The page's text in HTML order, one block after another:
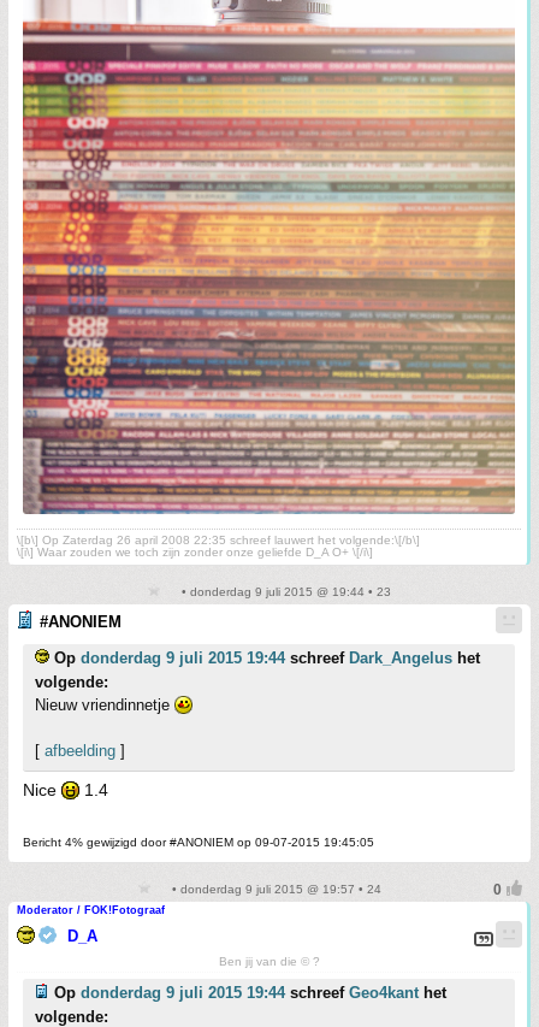
\[b\] Op Zaterdag 26 april 2008 22:35 schreef lauwert het volgende:\[/b\]
\[i\] Waar zouden we toch zijn zonder onze geliefde D_A O+ \[/i\]
• donderdag 9 juli 2015 @ 19:44 • 23
#ANONIEM
Op donderdag 9 juli 2015 19:44schreef Dark_Angelus het
volgende:
Nieuw vriendinnetje
[ afbeelding ]
Nice 1.4
Bericht 4% gewijzigd door #ANONIEM op 09-07-2015 19:45:05
• donderdag 9 juli 2015 @ 19:57 • 24
Moderator / FOK!Fotograaf
D_A
Ben jij van die © ?
Op donderdag 9 juli 2015 19:44schreef Geo4kant het
volgende: